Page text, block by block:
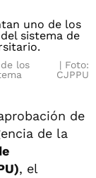
los
Foto:
CJPPU
de
de la
, el